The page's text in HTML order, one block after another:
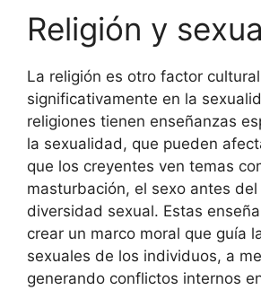
Religión y
La religión es otro factor
significativamente en la
religiones tienen enseñanzas
la sexualidad, que pueden
que los creyentes ven temas
masturbación, el sexo antes
diversidad sexual. Estas
crear un marco moral que guía
sexuales de los individuos, a
generando conflictos internos